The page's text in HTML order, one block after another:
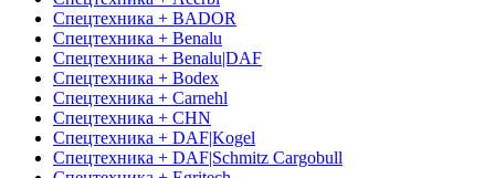
Спецтехника + BADOR
Спецтехника + Benalu
Спецтехника + Benalu|DAF
Спецтехника + Bodex
Спецтехника + Carnehl
Спецтехника + CHN
Спецтехника + DAF|Kogel
Спецтехника + DAF|Schmitz Cargobull